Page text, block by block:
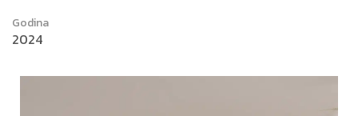
Godina
2024